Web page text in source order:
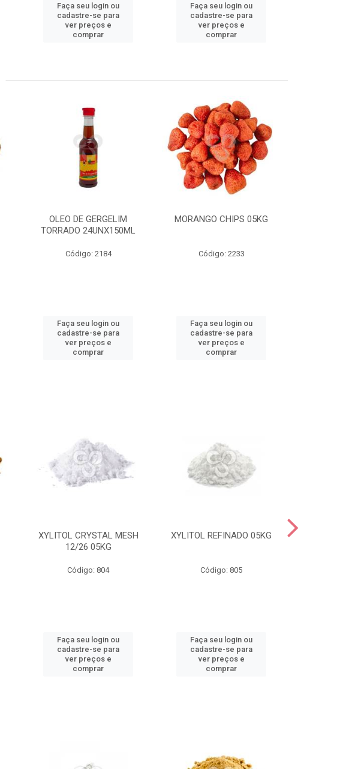
Faça seu login ou
cadastre-se para
ver preços e
comprar
Faça seu login ou
cadastre-se para
ver preços e
comprar
OLEO DE GERGELIM
TORRADO 24UNX150ML
Código: 2184
Faça seu login ou
cadastre-se para
ver preços e
comprar
MORANGO CHIPS 05KG
Código: 2233
Faça seu login ou
cadastre-se para
ver preços e
comprar
XYLITOL CRYSTAL MESH
12/26 05KG
Código: 804
Faça seu login ou
cadastre-se para
ver preços e
comprar
XYLITOL REFINADO 05KG
Código: 805
Faça seu login ou
cadastre-se para
ver preços e
comprar